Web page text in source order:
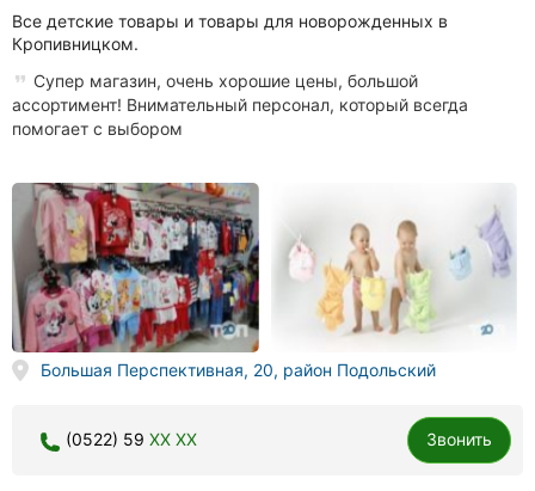
Все детские товары и товары для новорожденных в
Кропивницком.
Супер магазин, очень хорошие цены, большой
ассортимент! Внимательный персонал, который всегда
помогает с выбором
Большая Перспективная, 20, район Подольский
(0522) 59 XX XX Звонить